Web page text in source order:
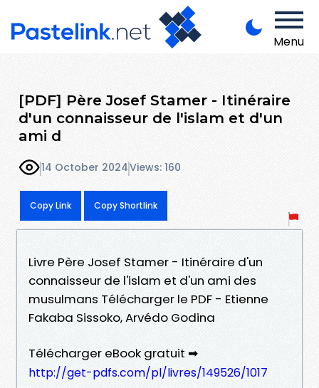
Menu
[PDF] Père Josef Stamer - Itinéraire
d'un connaisseur de l'islam et d'un
ami d
14 October 2024Views: 160
Copy Link Copy Shortlink
Livre Père Josef Stamer - Itinéraire d'un
connaisseur de l'islam et d'un ami des
musulmans Télécharger le PDF - Etienne
Fakaba Sissoko, Arvédo Godina
Télécharger eBook gratuit ➡
http://get-pdfs.com/pl/livres/149526/1017